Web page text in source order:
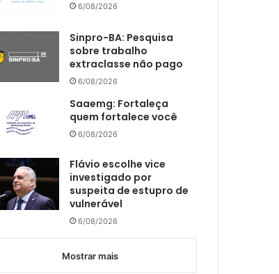
6/08/2026
Sinpro-BA: Pesquisa
sobre trabalho
extraclasse não pago
6/08/2026
Saaemg: Fortaleça
quem fortalece você
6/08/2026
Flávio escolhe vice
investigado por
suspeita de estupro de
vulnerável
6/08/2026
Mostrar mais